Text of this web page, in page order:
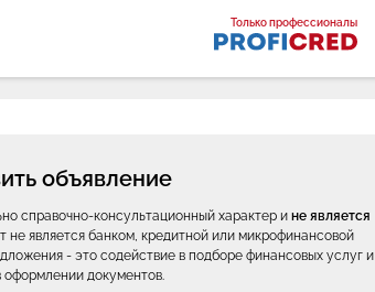
Только профессионалы
объявление
справочно-консультационный характер ине является
не является банком, кредитной или микрофинансовой
- это содействие в подборе финансовых услуг и
документов.